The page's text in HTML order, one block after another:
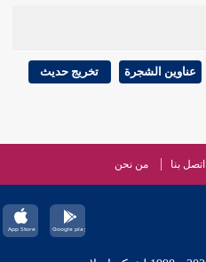
عناوين الشجرة تخريج حديث
اتصل بنا من نحن